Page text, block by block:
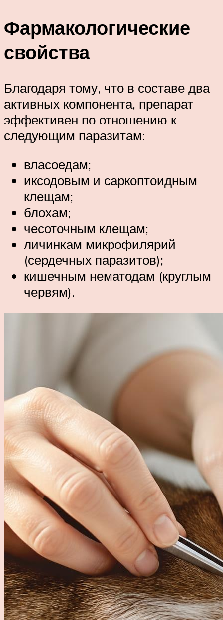
Фармакологические
свойства
Благодаря тому, что в составе два
активных компонента, препарат
эффективен по отношению к
следующим паразитам:
власоедам;
иксодовым и саркоптоидным
клещам;
блохам;
чесоточным клещам;
личинкам микрофилярий
(сердечных паразитов);
кишечным нематодам (круглым
червям).